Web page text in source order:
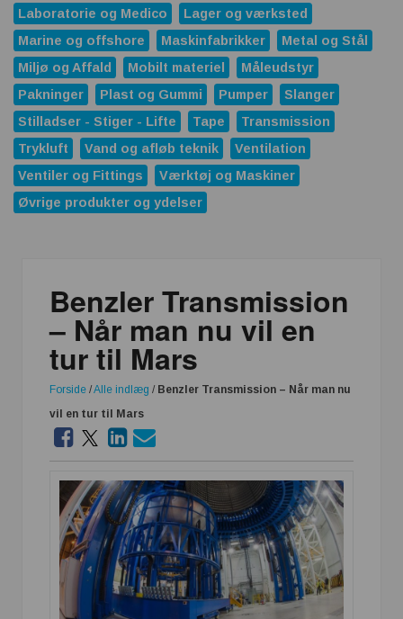
Laboratorie og Medico
Lager og værksted
Marine og offshore
Maskinfabrikker
Metal og Stål
Miljø og Affald
Mobilt materiel
Måleudstyr
Pakninger
Plast og Gummi Pumper
Slanger
Stilladser - Stiger - Lifte
Tape
Transmission
Trykluft
Vand og afløb teknik
Ventilation
Ventiler og Fittings
Værktøj og Maskiner
Øvrige produkter og ydelser
Benzler Transmission
– Når man nu vil en
tur til Mars
Forside /Alle indlæg / Benzler Transmission – Når man nu
vil en tur til Mars